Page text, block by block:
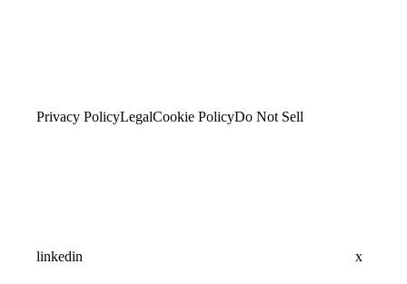
Privacy PolicyLegalCookie PolicyDo Not Sell
linkedin x